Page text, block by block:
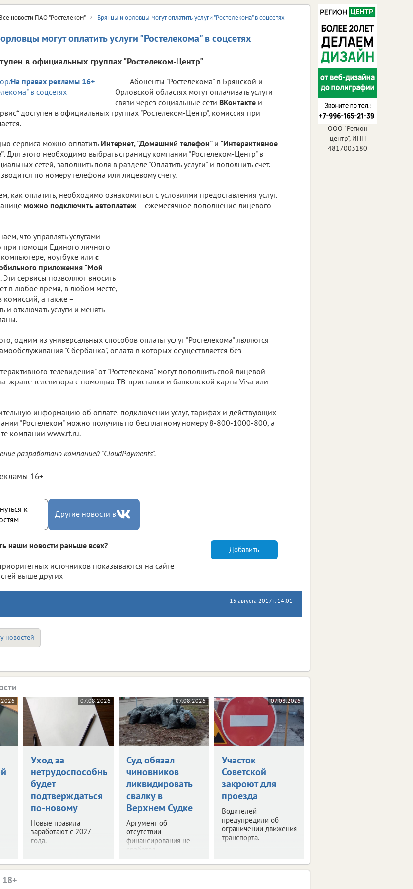
Все новости ПАО "Ростелеком" Брянцы и орловцы могут оплатить услуги "Ростелекома" в соцсетях
могут оплатить услуги "Ростелекома" в соцсетях
в официальных группах "Ростелеком-Центр".
На правах рекламы 16+
Абоненты "Ростелекома" в Брянской и
Орловской областях могут оплачивать услуги
связи через социальные сети ВКонтакте и
доступен в официальных группах "Ростелеком-Центр", комиссия при
сервиса можно оплатить Интернет, "Домашний телефон" и "Интерактивное
. Для этого необходимо выбрать страницу компании "Ростелеком-Центр" в
сетей, заполнить поля в разделе "Оплатить услуги" и пополнить счет.
по номеру телефона или лицевому счету.
как оплатить, необходимо ознакомиться с условиями предоставления услуг.
можно подключить автоплатеж – ежемесячное пополнение лицевого
что управлять услугами
при помощи Единого личного
ноутбуке или с
приложения "Мой
. Эти сервисы позволяют вносить
в любое время, в любом месте,
комиссий, а также –
и отключать услуги и менять
одним из универсальных способов оплаты услуг "Ростелекома" являются
"Сбербанка", оплата в которых осуществляется без
телевидения" от "Ростелекома" могут пополнить свой лицевой
экране телевизора с помощью ТВ-приставки и банковской карты Visa или
информацию об оплате, подключении услуг, тарифах и действующих
"Ростелеком" можно получить по бесплатному номеру 8-800-1000-800, а
компании www.rt.ru.
разработано компанией "CloudPayments".
16+
к
Другие новости в
наши новости раньше всех?
источников показываются на сайте
выше других
Добавить
15 августа 2017 г. 14:01
новостей
07.08.2026
Уход за
нетрудоспособными
будет
подтверждаться
по-новому
Новые правила
заработают с 2027
года.
07.08.2026
Суд обязал
чиновников
ликвидировать
свалку в
Верхнем Судке
Аргумент об
отсутствии
финансирования не
сработал.
07.08.2026
Участок
Советской
закроют для
проезда
Водителей
предупредили об
ограничении движения
транспорта.
ООО "Регион
центр", ИНН
4817003180